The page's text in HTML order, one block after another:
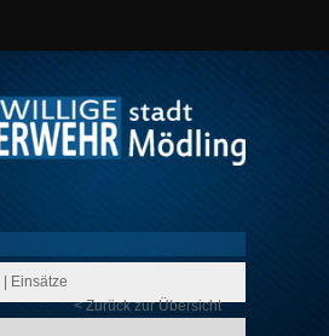
Einsätze
< Zurück zur Übersicht